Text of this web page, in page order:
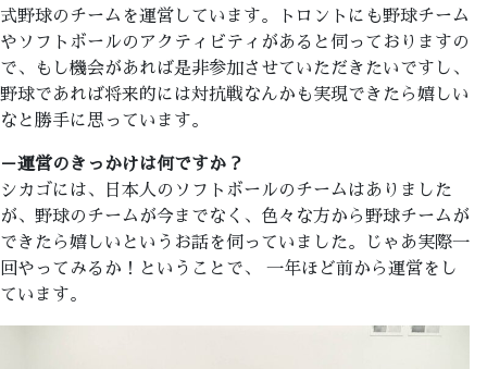
式野球のチームを運営しています。トロントにも野球チーム
やソフトボールのアクティビティがあると伺っておりますの
で、もし機会があれば是非参加させていただきたいですし、
野球であれば将来的には対抗戦なんかも実現できたら嬉しい
なと勝手に思っています。
－運営のきっかけは何ですか？
シカゴには、日本人のソフトボールのチームはありました
が、野球のチームが今までなく、色々な方から野球チームが
できたら嬉しいというお話を伺っていました。じゃあ実際一
回やってみるか！ということで、 一年ほど前から運営をし
ています。